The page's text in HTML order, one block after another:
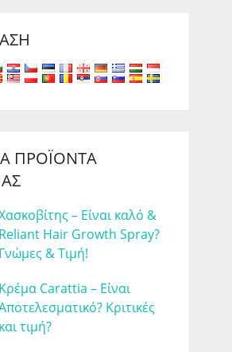
ΠΡΟΪΌΝΤΑ
– Είναι καλό &
Reliant Hair Growth Spray?
Γνώμες & Τιμή!
Κρέμα Carattia – Είναι
Κριτικές
και τιμή?